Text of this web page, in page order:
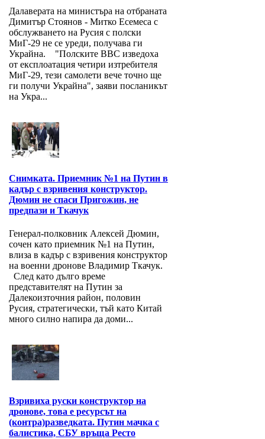
Далаверата на министъра на отбраната
Димитър Стоянов - Митко Есемеса с
обслужването на Русия с полски
МиГ-29 не се уреди, получава ги
Украйна. "Полските ВВС изведоха
от експлоатация четири изтребителя
МиГ-29, тези самолети вече точно ще
ги получи Украйна", заяви посланикът
на Укра...
Снимката. Приемник №1 на Путин в
кадър с взривения конструктор.
Дюмин не спаси Пригожин, не
предпази и Ткачук
Генерал-полковник Алексей Дюмин,
сочен като приемник №1 на Путин,
влиза в кадър с взривения конструктор
на военни дронове Владимир Ткачук.
След като дълго време
представителят на Путин за
Далекоизточния район, половин
Русия, стратегически, тъй като Китай
много силно напира да доми...
Взривиха руски конструктор на
дронове, това е ресурсът на
(контра)разведката. Путин мачка с
балистика, СБУ връща Ресто